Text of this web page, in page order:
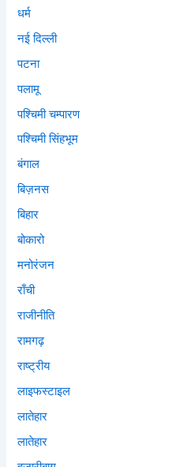
धर्म
नई दिल्ली
पटना
पलामू
पश्चिमी चम्पारण
पश्चिमी सिंहभूम
बंगाल
बिज़नस
बिहार
बोकारो
मनोरंजन
राँची
राजीनीति
रामगढ़
राष्ट्रीय
लाइफस्टाइल
लातेहार
लातेहार